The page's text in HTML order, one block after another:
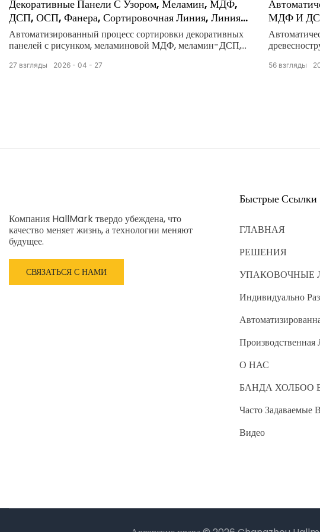
Декоративные Панели С Узором, Меламин, МДФ,
ДСП, ОСП, Фанера, Сортировочная Линия, Линия
Калибровки.
Автоматизированный процесс сортировки декоративных
панелей с рисунком, меламиновой МДФ, меламин-ДСП,
новейшую технологию визуального контроля на основе
2026 04 27
27 взгляды
МДФ И
56 взгляды
Компания HallMark твердо убеждена, что
качество меняет жизнь, а технологии меняют
будущее.
СВЯЗАТЬСЯ С НАМИ
Быстрые Ссылки
ГЛАВНАЯ
РЕШЕНИЯ
УПАКОВОЧНЫЕ
Индивидуально
О НАС
БАНДА ХОЛБОО
Часто Задаваемые
Видео